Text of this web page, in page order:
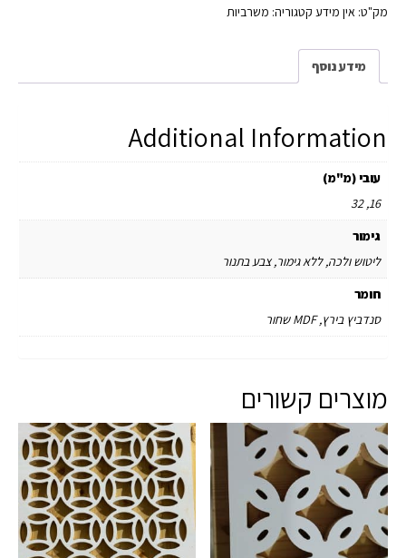
מק"ט: אין מידע קטגוריה: משרביות
מידע נוסף
Additional Information
עובי (מ"מ)
16, 32
גימור
ליטוש ולכה, ללא גימור, צבע בתנור
חומר
סנדביץ בירץ, MDF שחור
מוצרים קשורים